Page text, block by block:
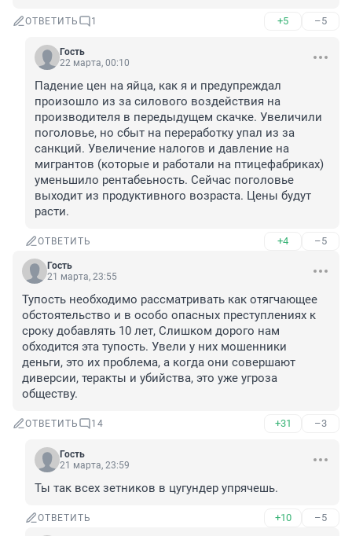
ОТВЕТИТЬ 1 +5 –5
Гость
22 марта, 00:10
Падение цен на яйца, как я и предупреждал
произошло из за силового воздействия на
производителя в передыдущем скачке. Увеличили
поголовье, но сбыт на переработку упал из за
санкций. Увеличение налогов и давление на
мигрантов (которые и работали на птицефабриках)
уменьшило рентабеьность. Сейчас поголовье
выходит из продуктивного возраста. Цены будут
расти.
ОТВЕТИТЬ +4 –5
Гость
21 марта, 23:55
Тупость необходимо рассматривать как отягчающее
обстоятельство и в особо опасных преступлениях к
сроку добавлять 10 лет, Слишком дорого нам
обходится эта тупость. Увели у них мошенники
деньги, это их проблема, а когда они совершают
диверсии, теракты и убийства, это уже угроза
обществу.
ОТВЕТИТЬ 14 +31 –3
Гость
21 марта, 23:59
Ты так всех зетников в цугундер упрячешь.
ОТВЕТИТЬ +10 –5